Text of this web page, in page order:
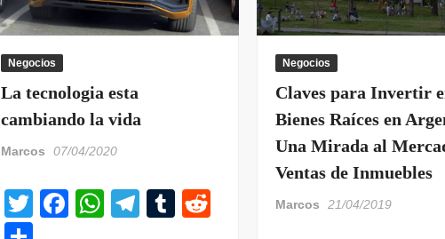
Negocios
La tecnologia esta
cambiando la vida
Marcos 07/04/2020
T
F
W T
T
Negocios
Claves para Invertir
Bienes Raíces en
Una Mirada al
Ventas de Inmuebles
Marcos 21/04/2019